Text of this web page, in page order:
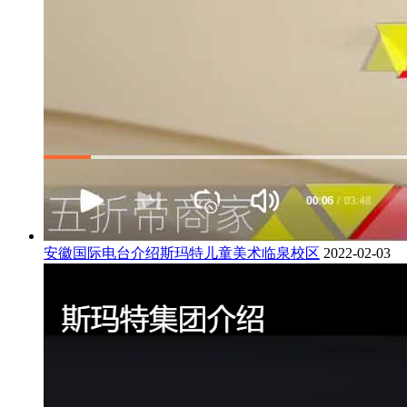
安徽国际电台介绍斯玛特儿童美术临泉校区 2022-02-03